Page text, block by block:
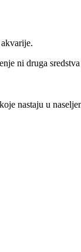
ni druga
nastaju u